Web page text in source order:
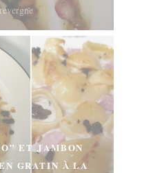
ET JAMBON
GRATIN À LA